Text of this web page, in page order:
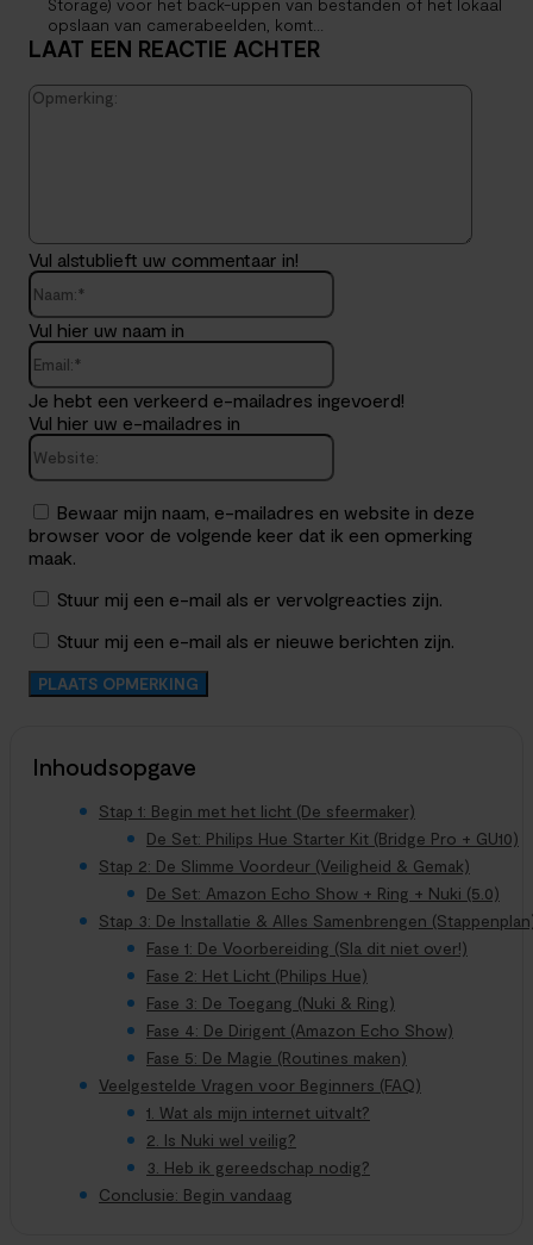
opslaan van camerabeelden, komt...
LAAT EEN REACTIE ACHTER
Vul alstublieft uw commentaar in!
Naam:*
Vul hier uw naam in
Email:*
Je hebt een verkeerd e-mailadres ingevoerd!
Vul hier uw e-mailadres in
Website:
Bewaar mijn naam, e-mailadres en website in deze
browser voor de volgende keer dat ik een opmerking
maak.
Stuur mij een e-mail als er vervolgreacties zijn.
Stuur mij een e-mail als er nieuwe berichten zijn.
Inhoudsopgave
Stap 1: Begin met het licht (De sfeermaker)
De Set: Philips Hue Starter Kit (Bridge Pro + GU10)
Stap 2: De Slimme Voordeur (Veiligheid & Gemak)
De Set: Amazon Echo Show + Ring + Nuki (5.0)
Stap 3: De Installatie & Alles Samenbrengen
Fase 1: De Voorbereiding (Sla dit niet over!)
Fase 2: Het Licht (Philips Hue)
Fase 3: De Toegang (Nuki & Ring)
Fase 4: De Dirigent (Amazon Echo Show)
Fase 5: De Magie (Routines maken)
Veelgestelde Vragen voor Beginners (FAQ)
1. Wat als mijn internet uitvalt?
2. Is Nuki wel veilig?
3. Heb ik gereedschap nodig?
Conclusie: Begin vandaag